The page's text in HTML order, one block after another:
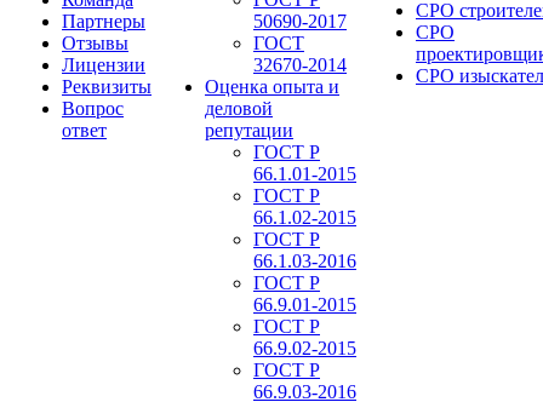
Партнеры
Отзывы
Лицензии
Реквизиты
Вопрос
ответ
50690-2017
ГОСТ
32670-2014
Оценка опыта и
деловой
репутации
ГОСТ Р
66.1.01-2015
ГОСТ Р
66.1.02-2015
ГОСТ Р
66.1.03-2016
ГОСТ Р
66.9.01-2015
ГОСТ Р
66.9.02-2015
ГОСТ Р
66.9.03-2016
СРО
СРО
СРО